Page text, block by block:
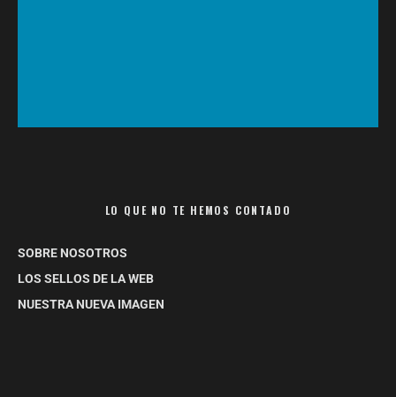
LO QUE NO TE HEMOS CONTADO
SOBRE NOSOTROS
LOS SELLOS DE LA WEB
NUESTRA NUEVA IMAGEN